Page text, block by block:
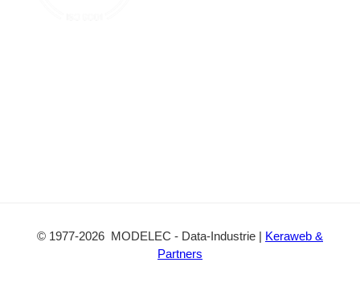
© 1977-2026 MODELEC - Data-Industrie | Keraweb &
Partners